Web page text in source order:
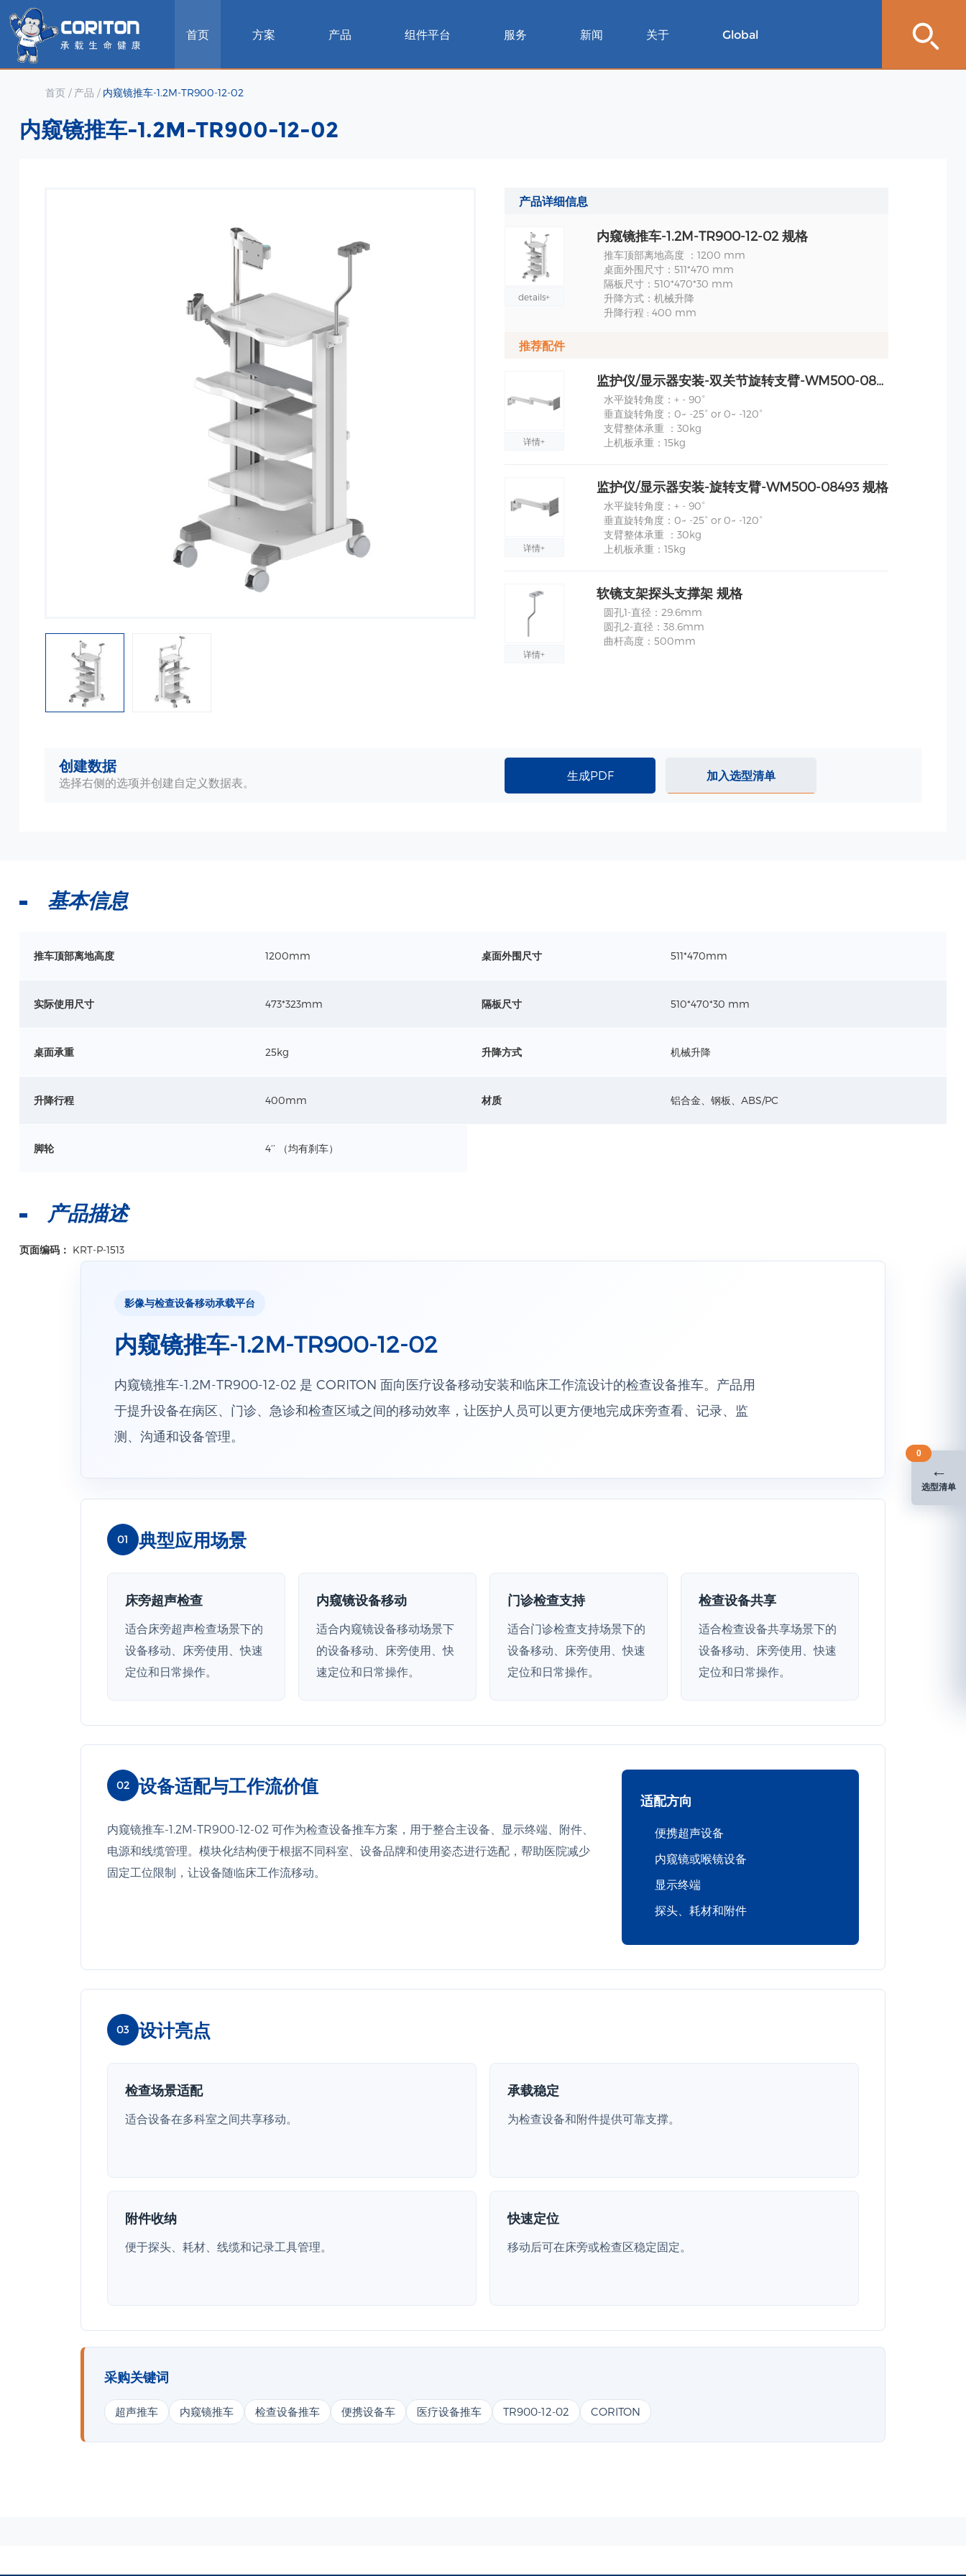
首页 方案 产品 组件平台 服务 新闻 关于 Global
首页/ 产品 / 内窥镜推车-1.2M-TR900-12-02
内窥镜推车-1.2M-TR900-12-02
产品详细信息
details+
内窥镜推车-1.2M-TR900-12-02 规格
推车顶部离地高度 ：1200 mm
桌面外围尺寸：511*470 mm
隔板尺寸：510*470*30 mm
升降方式：机械升降
升降行程 : 400 mm
推荐配件
详情+
监护仪/显示器安装-双关节旋转支臂-WM500-08511 规格
水平旋转角度：+ - 90°
垂直旋转角度：0~ -25° or 0~ -120°
支臂整体承重 ：30kg
上机板承重：15kg
详情+
监护仪/显示器安装-旋转支臂-WM500-08493 规格
水平旋转角度：+ - 90°
垂直旋转角度：0~ -25° or 0~ -120°
支臂整体承重 ：30kg
上机板承重：15kg
详情+
软镜支架探头支撑架 规格
圆孔1-直径：29.6mm
圆孔2-直径：38.6mm
曲杆高度：500mm
创建数据
选择右侧的选项并创建自定义数据表。
生成PDF 加入选型清单
基本信息
推车顶部离地高度 1200mm 桌面外围尺寸 511*470mm
实际使用尺寸 473*323mm 隔板尺寸 510*470*30 mm
桌面承重 25kg 升降方式 机械升降
升降行程 400mm 材质 铝合金、钢板、ABS/PC
脚轮 4‘’ （均有刹车）
产品描述
页面编码： KRT-P-1513
影像与检查设备移动承载平台
内窥镜推车-1.2M-TR900-12-02
内窥镜推车-1.2M-TR900-12-02 是 CORITON 面向医疗设备移动安装和临床工作流设计的检查设备推车。产品用
于提升设备在病区、门诊、急诊和检查区域之间的移动效率，让医护人员可以更方便地完成床旁查看、记录、监
测、沟通和设备管理。
01 典型应用场景
床旁超声检查
适合床旁超声检查场景下的
设备移动、床旁使用、快速
定位和日常操作。
内窥镜设备移动
适合内窥镜设备移动场景下
的设备移动、床旁使用、快
速定位和日常操作。
门诊检查支持
适合门诊检查支持场景下的
设备移动、床旁使用、快速
定位和日常操作。
检查设备共享
适合检查设备共享场景下的
设备移动、床旁使用、快速
定位和日常操作。
02 设备适配与工作流价值
内窥镜推车-1.2M-TR900-12-02 可作为检查设备推车方案，用于整合主设备、显示终端、附件、
电源和线缆管理。模块化结构便于根据不同科室、设备品牌和使用姿态进行选配，帮助医院减少
固定工位限制，让设备随临床工作流移动。
适配方向
便携超声设备
内窥镜或喉镜设备
显示终端
探头、耗材和附件
03 设计亮点
检查场景适配
适合设备在多科室之间共享移动。
承载稳定
为检查设备和附件提供可靠支撑。
附件收纳
便于探头、耗材、线缆和记录工具管理。
快速定位
移动后可在床旁或检查区稳定固定。
采购关键词
超声推车 内窥镜推车 检查设备推车 便携设备车 医疗设备推车 TR900-12-02 CORITON
←
选型清单
0